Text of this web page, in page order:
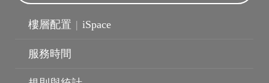
樓層配置 | iSpace
服務時間